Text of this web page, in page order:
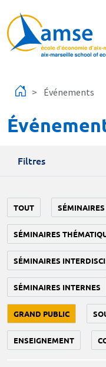
Événements
Filtres
TOUT
SÉMINAIRES
SÉMINAIRES
SÉMINAIRES INTERNES
GRAND PUBLIC
ENSEIGNEMENT